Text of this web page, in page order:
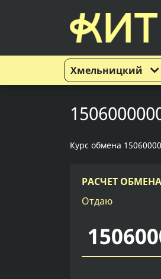
Хмельницкий
Курс обмена
РАСЧЕТ ОБМЕНА
Отдаю